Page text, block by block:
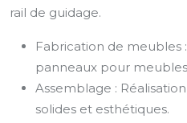
rail de guidage.
Fabrication de meubles
panneaux pour
Assemblage :
solides et esthétiques.